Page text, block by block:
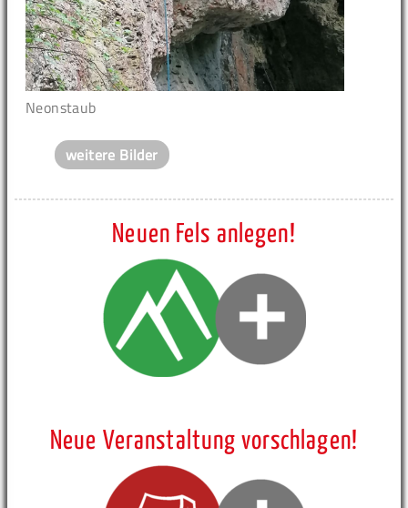
Neonstaub
weitere Bilder
Neuen Fels anlegen!
Neue Veranstaltung vorschlagen!